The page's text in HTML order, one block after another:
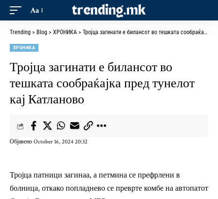
Aa
Trending > Blog > ХРОНИКА > Тројца загинати е билансот во тешката сообраќајка пред тунелот кај Катланово
ХРОНИКА
Тројца загинати е билансот во
тешката сообраќајка пред тунелот
кај Катланово
Објавено October 16, 2024 20:32
Тројца патници загинаа, а петмина се префрлени в
болница, откако попладнево се преврте комбе на автопатот